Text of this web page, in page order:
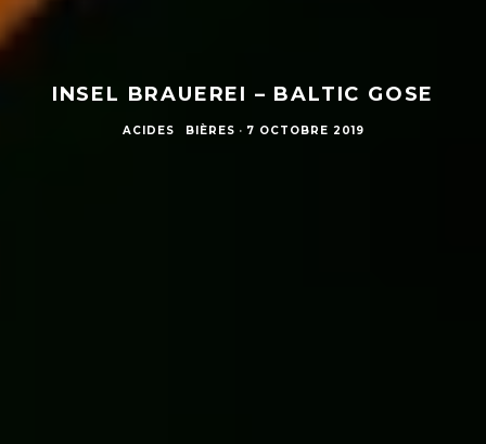
INSEL BRAUEREI – BALTIC GOSE
ACIDES BIÈRES · 7 OCTOBRE 2019